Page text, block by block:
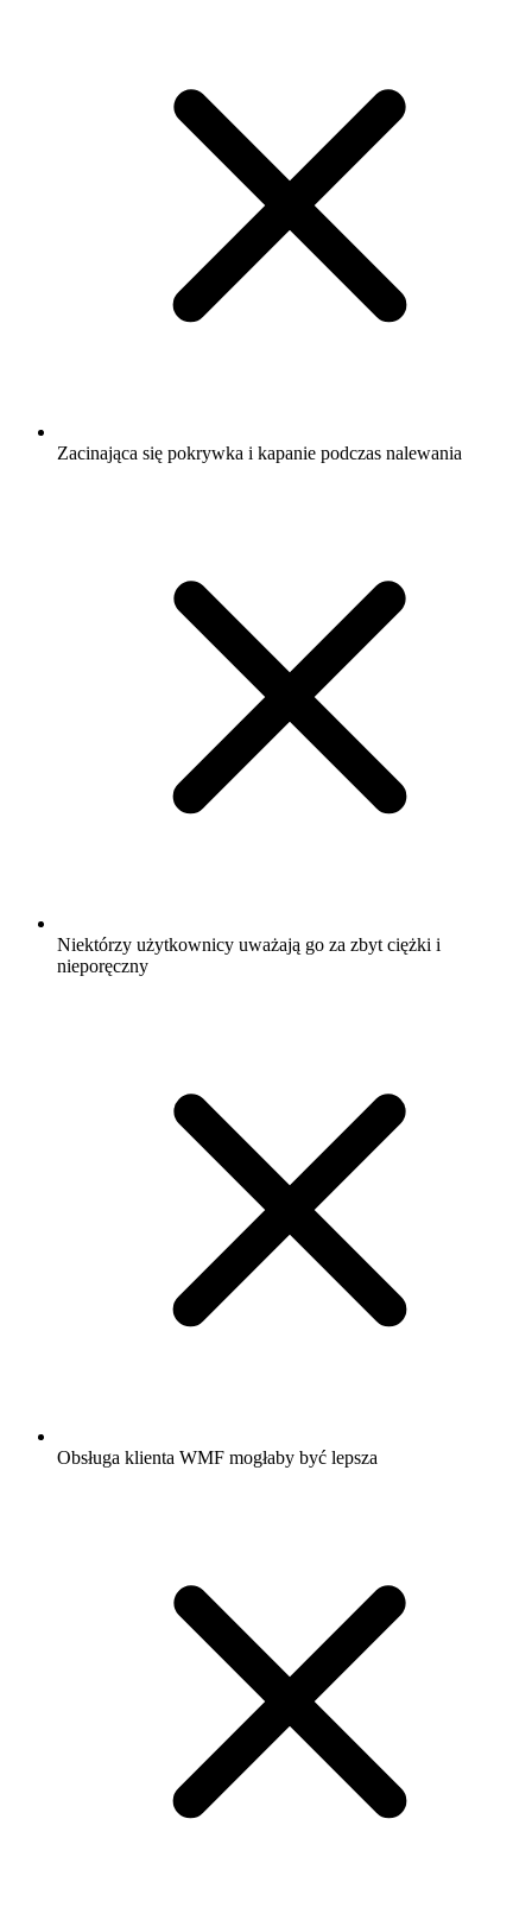
Zacinająca się pokrywka i kapanie podczas nalewania
Niektórzy użytkownicy uważają go za zbyt ciężki i
nieporęczny
Obsługa klienta WMF mogłaby być lepsza